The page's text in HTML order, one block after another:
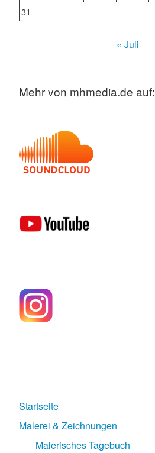
31
« Juli
Mehr von mhmedia.de auf:
Startseite
Malerei & Zeichnungen
Malerisches Tagebuch